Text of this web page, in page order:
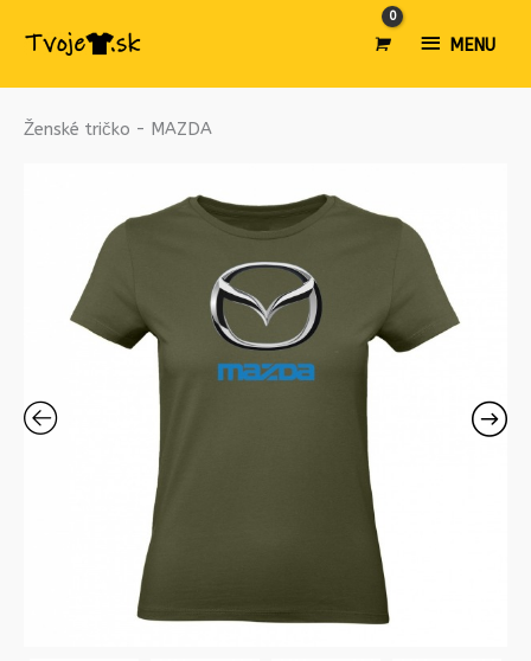
MENU
MENU
Ženské tričko - MAZDA
množstvo
MAZDA